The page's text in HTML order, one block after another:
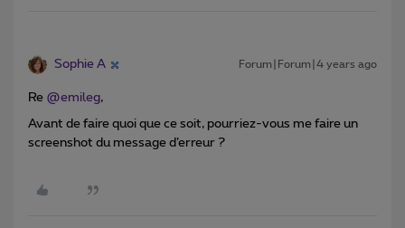
Sophie A Forum|Forum|4 years ago
Re @emileg,
Avant de faire quoi que ce soit, pourriez-vous me faire un
screenshot du message d’erreur ?